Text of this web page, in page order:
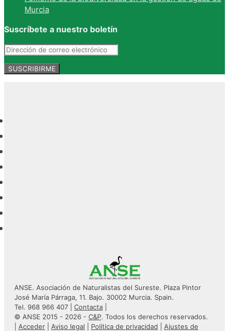
Murcia
Suscríbete a nuestro boletín
ANSE. Asociación de Naturalistas del Sureste. Plaza Pintor
José María Párraga, 11. Bajo. 30002 Murcia. Spain.
Tel. 968 966 407 | Contacta
© ANSE 2015 - 2026 - C&P. Todos los derechos reservados.
Acceder Aviso legal Política de privacidad
Ajustes de